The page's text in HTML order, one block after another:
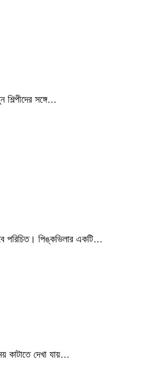
সঙ্গে…
পরিচিত। পিঙ্কভিলার একটি…
কাটাতে দেখা যায়…